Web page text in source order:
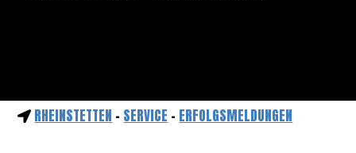
RHEINSTETTEN - SERVICE - ERFOLGSMELDUNGEN